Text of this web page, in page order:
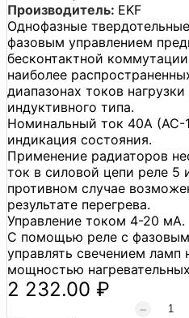
Производитель: EKF
Однофазные
фазовым управлением
бесконтактной
наиболее
диапазонах токов
индуктивного типа.
Номинальный ток 40А (AC-
индикация состояния.
Применение радиаторов
ток в силовой цепи реле 5
противном случае
результате перегрева.
Управление током 4-20 мА.
С помощью реле с
управлять свечением ламп
мощностью
2 232.00 ₽